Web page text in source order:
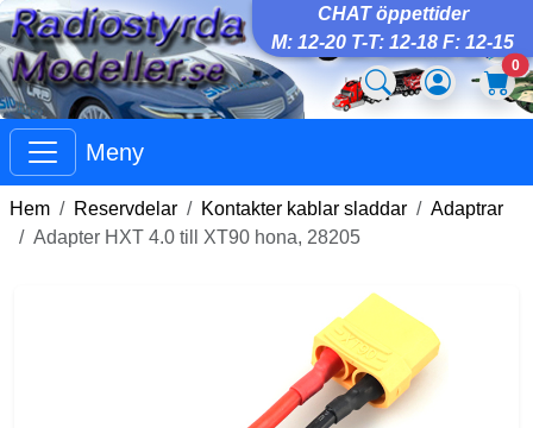
CHAT öppettider
M: 12-20 T-T: 12-18 F: 12-15
0
Meny
Hem Reservdelar Kontakter kablar sladdar
Adaptrar
Adapter HXT 4.0 till XT90 hona, 28205